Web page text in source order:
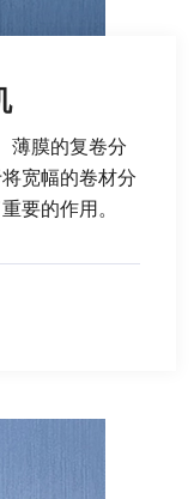
薄膜的复卷分
宽幅的卷材分
要的作用。